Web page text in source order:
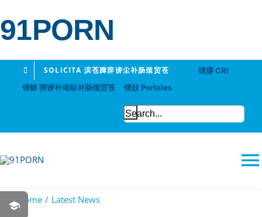
91PORN
SOLICITA 滨苍蹿辞谤尘补肠颈贸苍
馃摎 CRI
馃帗 骋谤补诲耻补肠颈贸苍
馃敆 Portales
Search
for:
Home Latest News